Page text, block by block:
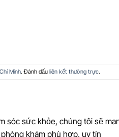
Minh. Đánh dấu liên kết thường trực.
sóc sức khỏe, chúng tôi sẽ
khám phù hợp, uy tín